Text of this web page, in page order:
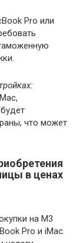
Pro или
что может
в ценах
на M3
Pro и iMac.